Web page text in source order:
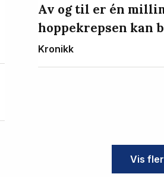
Av og til er én
hoppekrepsen kan
Kronikk
Vis